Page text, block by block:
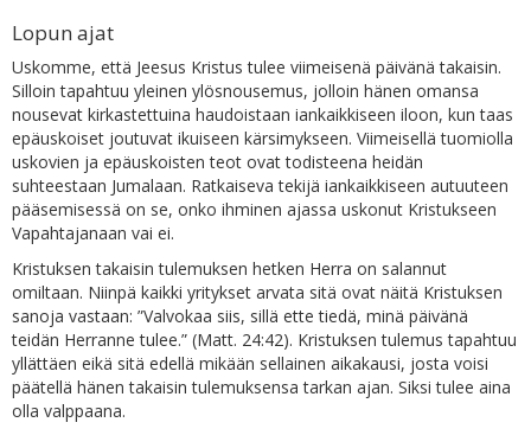
Lopun ajat
Uskomme, että Jeesus Kristus tulee viimeisenä päivänä takaisin.
Silloin tapahtuu yleinen ylösnousemus, jolloin hänen omansa
nousevat kirkastettuina haudoistaan iankaikkiseen iloon, kun taas
epäuskoiset joutuvat ikuiseen kärsimykseen. Viimeisellä tuomiolla
uskovien ja epäuskoisten teot ovat todisteena heidän
suhteestaan Jumalaan. Ratkaiseva tekijä iankaikkiseen autuuteen
pääsemisessä on se, onko ihminen ajassa uskonut Kristukseen
Vapahtajanaan vai ei.
Kristuksen takaisin tulemuksen hetken Herra on salannut
omiltaan. Niinpä kaikki yritykset arvata sitä ovat näitä Kristuksen
sanoja vastaan: ”Valvokaa siis, sillä ette tiedä, minä päivänä
teidän Herranne tulee.” (Matt. 24:42). Kristuksen tulemus tapahtuu
yllättäen eikä sitä edellä mikään sellainen aikakausi, josta voisi
päätellä hänen takaisin tulemuksensa tarkan ajan. Siksi tulee aina
olla valppaana.